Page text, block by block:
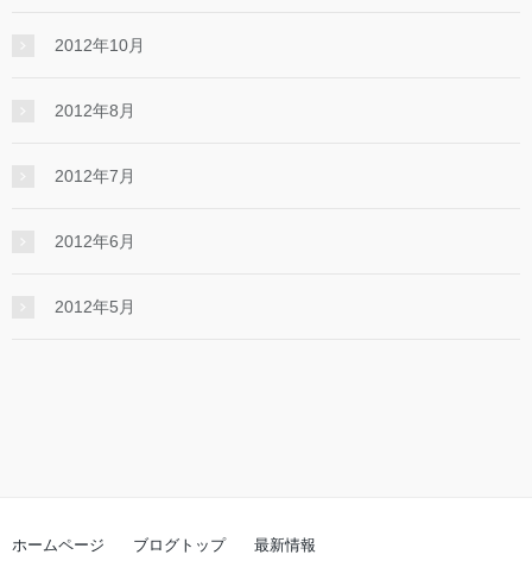
2012年10月
2012年8月
2012年7月
2012年6月
2012年5月
ホームページ ブログトップ 最新情報